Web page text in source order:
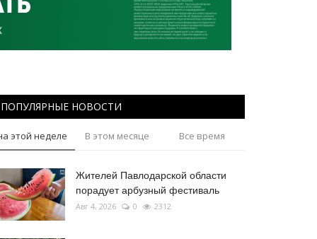
ПОПУЛЯРНЫЕ НОВОСТИ
этой неделе В этом месяце Все время
Жителей Павлодарской области
порадует арбузный фестиваль
Авг 4, 2026 0 2312